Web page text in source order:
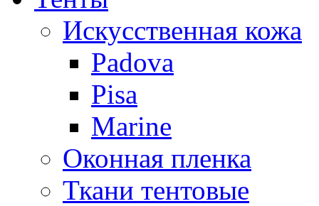
Искусственная кожа
Padova
Pisa
Marine
Оконная пленка
Ткани тентовые